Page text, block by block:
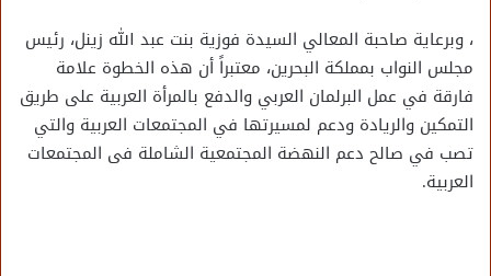
، وبرعاية صاحبة المعالي السيدة فوزية بنت عبد الله زينل، رئيس
مجلس النواب بمملكة البحرين، معتبراً أن هذه الخطوة علامة
فارقة في عمل البرلمان العربي والدفع بالمرأة العربية على طريق
التمكين والريادة ودعم لمسيرتها في المجتمعات العربية والتي
تصب في صالح دعم النهضة المجتمعية الشاملة فى المجتمعات
العربية.